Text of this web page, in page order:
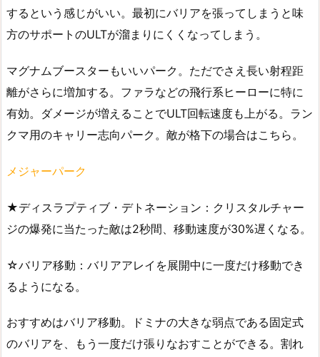
するという感じがいい。最初にバリアを張ってしまうと味
方のサポートのULTが溜まりにくくなってしまう。
マグナムブースターもいいパーク。ただでさえ長い射程距
離がさらに増加する。ファラなどの飛行系ヒーローに特に
有効。ダメージが増えることでULT回転速度も上がる。ラン
クマ用のキャリー志向パーク。敵が格下の場合はこちら。
メジャーパーク
★ディスラプティブ・デトネーション：クリスタルチャー
ジの爆発に当たった敵は2秒間、移動速度が30%遅くなる。
☆バリア移動：バリアアレイを展開中に一度だけ移動でき
るようになる。
おすすめはバリア移動。ドミナの大きな弱点である固定式
のバリアを、もう一度だけ張りなおすことができる。割れ